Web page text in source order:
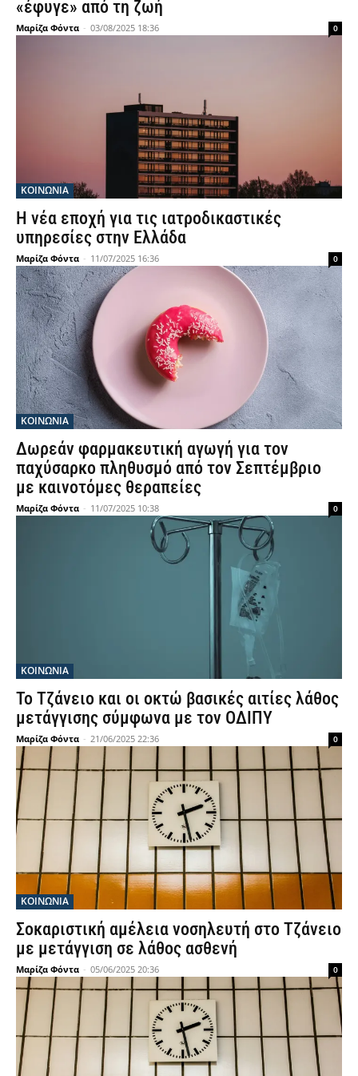
«έφυγε» από τη ζωή
Μαρίζα Φόντα - 03/08/2025 18:36 0
ΚΟΙΝΩΝΙΑ
Η νέα εποχή για τις ιατροδικαστικές
υπηρεσίες στην Ελλάδα
Μαρίζα Φόντα - 11/07/2025 16:36 0
ΚΟΙΝΩΝΙΑ
Δωρεάν φαρμακευτική αγωγή για τον
παχύσαρκο πληθυσμό από τον Σεπτέμβριο
με καινοτόμες θεραπείες
Μαρίζα Φόντα - 11/07/2025 10:38 0
ΚΟΙΝΩΝΙΑ
Το Τζάνειο και οι οκτώ βασικές αιτίες λάθος
μετάγγισης σύμφωνα με τον ΟΔΙΠΥ
Μαρίζα Φόντα - 21/06/2025 22:36 0
ΚΟΙΝΩΝΙΑ
Σοκαριστική αμέλεια νοσηλευτή στο Τζάνειο
με μετάγγιση σε λάθος ασθενή
Μαρίζα Φόντα - 05/06/2025 20:36 0